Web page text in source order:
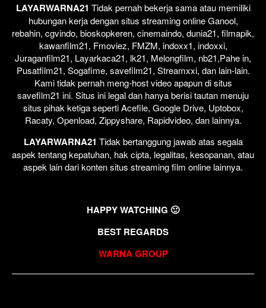
LAYARWARNA21 Tidak pernah bekerja sama atau memiliki
hubungan kerja dengan situs streaming online Ganool,
rebahin, cgvindo, bioskopkeren, cinemaindo, dunia21, filmapik,
kawanfilm21, Fmoviez, FMZM, indoxx1, indoxxi,
Juraganfilm21, Layarkaca21, lk21, Melongfilm, nb21,Pahe in,
Pusatfilm21, Sogafime, savefilm21, Streamxxi, dan lain-lain.
Kami tidak pernah meng-host video apapun di situs
savefilm21 ini. Situs ini legal dan hanya berisi tautan menuju
situs pihak ketiga seperti Acefile, Google Drive, Uptobox,
Racaty, Openload, Zippyshare, Rapidvideo, dan lainnya.
LAYARWARNA21 Tidak bertanggung jawab atas segala
aspek tentang kepatuhan, hak cipta, legalitas, kesopanan, atau
aspek lain dari konten situs streaming film online lainnya.
HAPPY WATCHING 🙂
BEST REGARDS
WARNA GROUP